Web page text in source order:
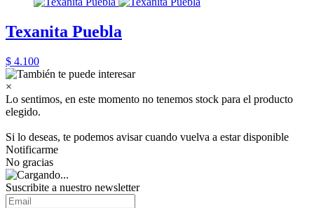
Texanita Puebla
$ 4.100
×
Lo sentimos, en este momento no tenemos stock para el producto
elegido.
Si lo deseas, te podemos avisar cuando vuelva a estar disponible
Notificarme
No gracias
Suscribite a nuestro newsletter